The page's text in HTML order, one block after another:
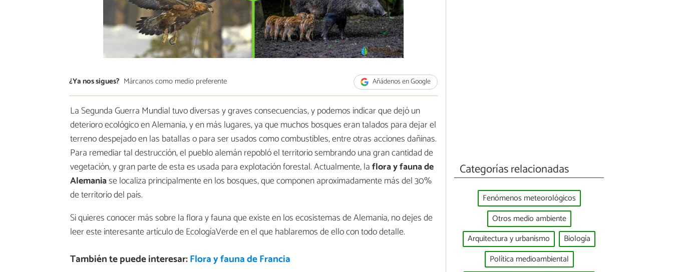
¿Ya nos sigues? Márcanos como medio preferente Añádenos en Google
La Segunda Guerra Mundial tuvo diversas y graves consecuencias, y podemos indicar que dejó un
deterioro ecológico en Alemania, y en más lugares, ya que muchos bosques eran talados para dejar el
terreno despejado en las batallas o para ser usados como combustibles, entre otras acciones dañinas.
Para remediar tal destrucción, el pueblo alemán repobló el territorio sembrando una gran cantidad de
vegetación, y gran parte de esta es usada para explotación forestal. Actualmente, laflora y fauna de
Alemaniase localiza principalmente en los bosques, que componen aproximadamente más del 30%
de territorio del país.
Si quieres conocer más sobre la flora y fauna que existe en los ecosistemas de Alemania, no dejes de
leer este interesante artículo de EcologíaVerde en el que hablaremos de ello con todo detalle.
También te puede interesar:Flora y fauna de Francia
Categorías relacionadas
Fenómenos meteorológicos
Otros medio ambiente
Arquitectura y urbanismo
Biología
Política medioambiental